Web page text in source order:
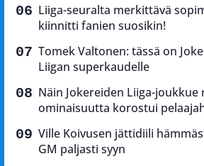
Liiga-seuralta merkittävä
kiinnitti fanien suosikin!
Tomek Valtonen: tässä on
Liigan superkaudelle
Näin Jokereiden Liiga-
ominaisuutta korostui
Ville Koivusen jättidiili
GM paljasti syyn